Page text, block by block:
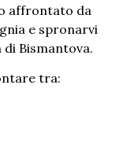
affrontato da
e spronarvi
Bismantova.
tra: